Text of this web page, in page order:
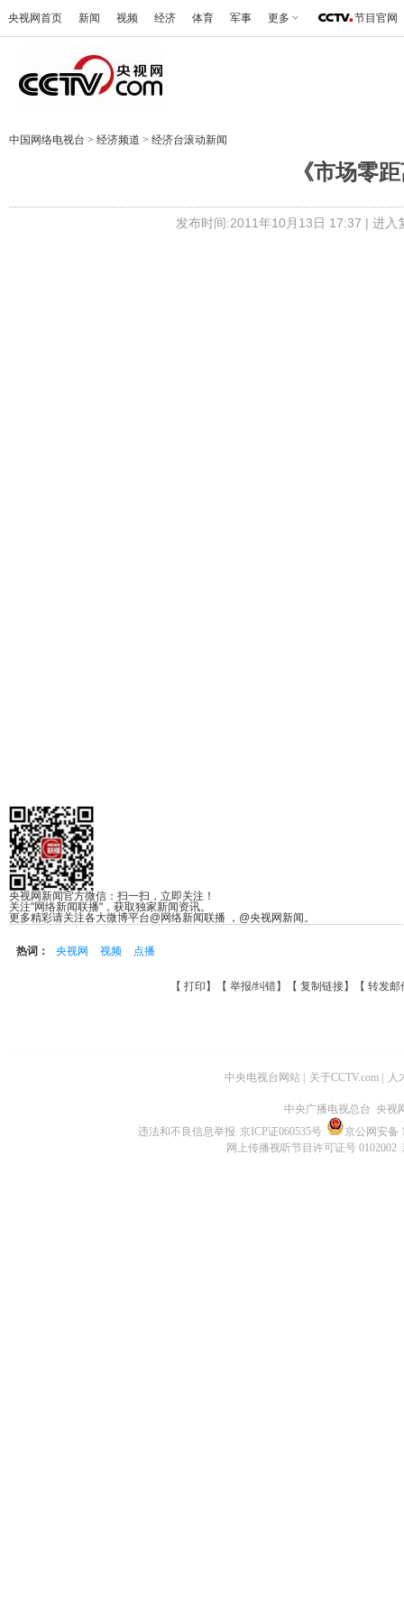
央视网首页 新闻 视频 经济 体育 军事 更多 节目官网
中国网络电视台 > 经济频道 > 经济台滚动新闻
《市场零
发布时间:2011年10月13日 17:37 | 进入
央视网新闻官方微信：扫一扫，立即关注！
关注"网络新闻联播"，获取独家新闻资讯。
更多精彩请关注各大微博平台@网络新闻联播 ，@央视网新闻。
热词： 央视网 视频 点播
【 打印 】【 举报/纠错】【 复制链接】【 转发邮
中央电视台网站 关于CCTV.com 人
中央广播电视总台 央视
违法和不良信息举报 京ICP证060535号
京公网安备
网上传播视听节目许可证号 0102002